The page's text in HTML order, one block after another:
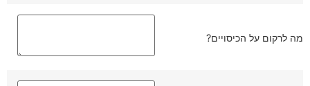
מה לרקום על הכיסויים?